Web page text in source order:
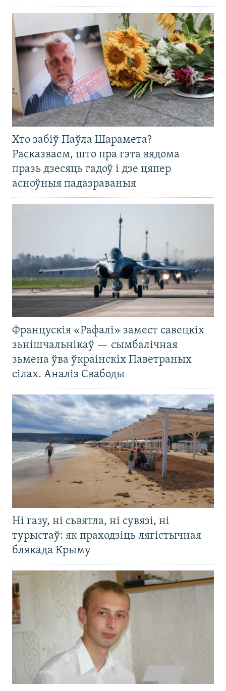
Хто забіў Паўла Шарамета?
Расказваем, што пра гэта вядома
празь дзесяць гадоў і дзе цяпер
асноўныя падазраваныя
Францускія «Рафалі» замест савецкіх
зьнішчальнікаў — сымбалічная
зьмена ўва ўкраінскіх Паветраных
сілах. Аналіз Свабоды
Ні газу, ні сьвятла, ні сувязі, ні
турыстаў: як праходзіць лягістычная
блякада Крыму